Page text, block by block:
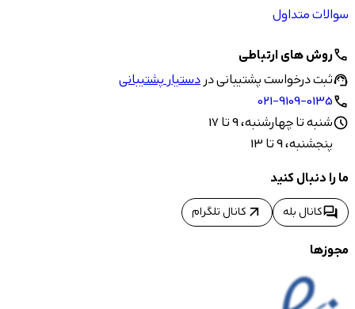
سوالات متداول
callروش های ارتباطی
support_agentثبت درخواست پشتیبانی دردستیار پشتیبانی
call
021-9109-0135
scheduleشنبه تا چهارشنبه، 9 تا 17
پنجشنبه، 9 تا 13
ما را دنبال کنید
forumکانال بله arrow_outward کانال تلگرام
مجوزها